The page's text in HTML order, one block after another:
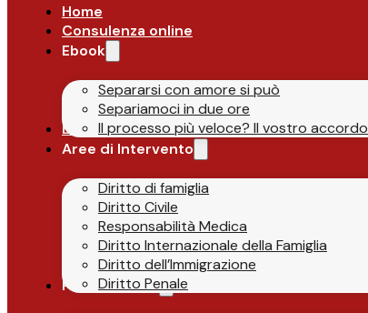
Home
Consulenza online
Ebook
Separarsi con amore si può
Separiamoci in due ore
Il processo più veloce? Il vostro accordo
Lo Studio
Aree di Intervento
Diritto di famiglia
Diritto Civile
Responsabilità Medica
Diritto Internazionale della Famiglia
Diritto dell’Immigrazione
Diritto Penale
Parlano di Noi